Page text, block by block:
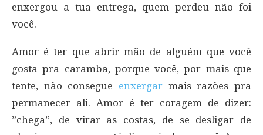
enxergou a tua entrega, quem perdeu não foi
você.
Amor é ter que abrir mão de alguém que você
gosta pra caramba, porque você, por mais que
tente, não consegue enxergar mais razões pra
permanecer ali. Amor é ter coragem de dizer:
”chega”, de virar as costas, de se desligar de